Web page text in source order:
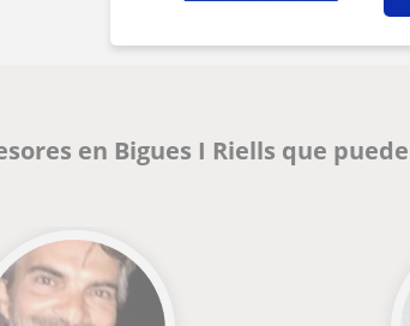
en Bigues I Riells que